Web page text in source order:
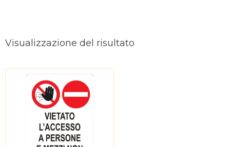
Visualizzazione del risultato